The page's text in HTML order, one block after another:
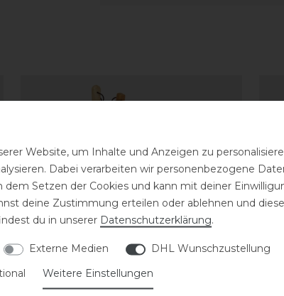
Website, um Inhalte und Anzeigen zu
Dabei verarbeiten wir personenbezogene
Setzen der Cookies und kann mit deiner
deine Zustimmung erteilen oder ablehnen und diese
du in unserer Daten­schutz­erklärung.
Externe Medien
DHL Wunschzustellung
Weitere Einstellungen